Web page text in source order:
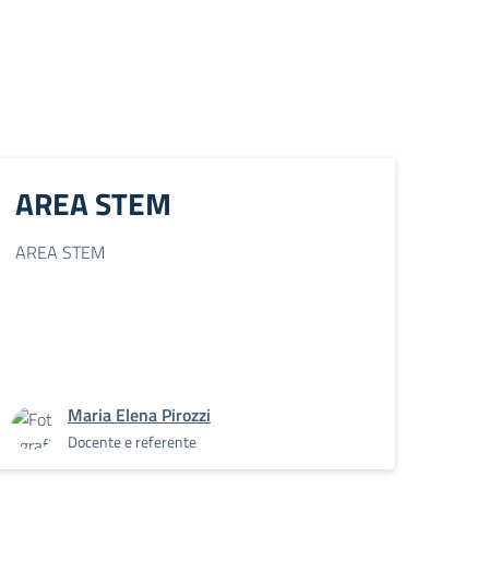
AREA STEM
AREA STEM
Maria Elena Pirozzi
Docente e referente